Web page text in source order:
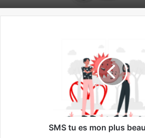
SMS tu es mon plus